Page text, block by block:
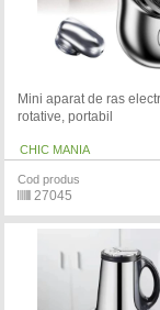
Mini aparat de ras
rotative, portabil
CHIC MANIA
Cod produs
27045